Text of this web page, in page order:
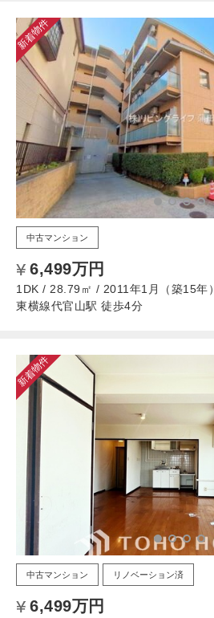
新着物件
中古マンション
6,499万円
1DK / 28.79㎡ / 2011年1月（築15年）
東横線代官山駅 徒歩4分
新着物件
中古マンション リノベーション済
6,499万円